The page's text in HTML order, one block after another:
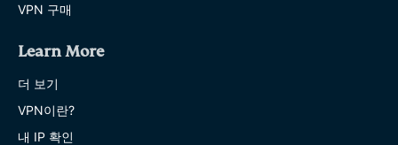
VPN 구매
Learn More
더 보기
VPN이란?
내 IP 확인